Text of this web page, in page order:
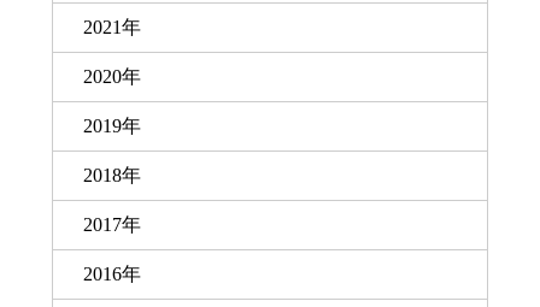
2021年
2020年
2019年
2018年
2017年
2016年